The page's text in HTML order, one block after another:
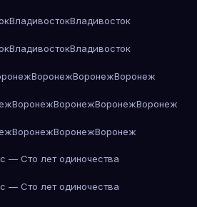
ВладивостокВладивосток
ВладивостокВладивосток
ВоронежВоронежВоронеж
ВоронежВоронежВоронежВоронеж
ВоронежВоронежВоронеж
— Сто лет одиночества
— Сто лет одиночества